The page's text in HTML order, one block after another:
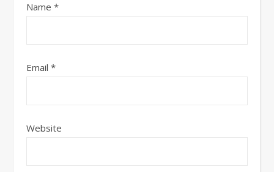
Name *
Email *
Website